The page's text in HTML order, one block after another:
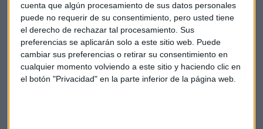
cuenta que algún procesamiento de sus datos personales
puede no requerir de su consentimiento, pero usted tiene
el derecho de rechazar tal procesamiento. Sus
preferencias se aplicarán solo a este sitio web. Puede
cambiar sus preferencias o retirar su consentimiento en
cualquier momento volviendo a este sitio y haciendo clic en
el botón "Privacidad" en la parte inferior de la página web.
Bolsa Draghi Bce Empresas Economía
Ibex35 Mercados Bolsas Caixabank
BMW